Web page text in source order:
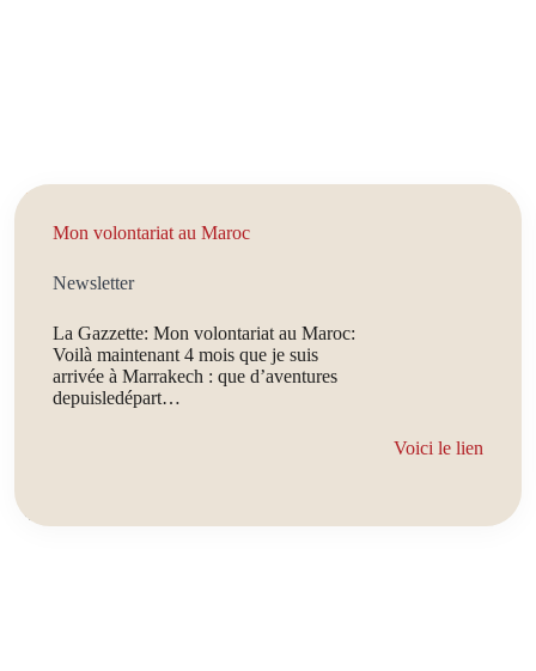
Mon volontariat au Maroc
Newsletter
La Gazzette: Mon volontariat au Maroc:
Voilà maintenant 4 mois que je suis
arrivée à Marrakech : que d’aventures
depuisledépart…
Voici le lien